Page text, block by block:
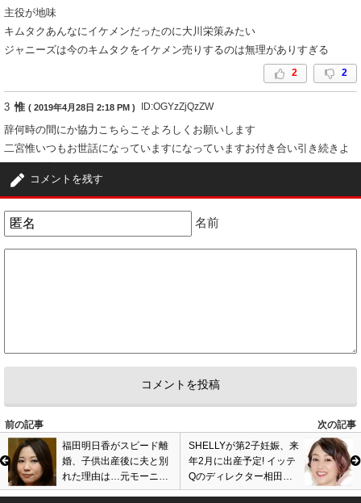
主役が地味
キムタクあんなにイケメンだったのに大川栄策みたい
ジャニーズは今のキムタクをイケメン売りするのは無理がありすぎる
2 2
3 惟 ( 2019年4月28日 2:18 PM ) ID:OGYzZjQzZW
辞何時の間にか協力こちらこそよろしくお願いします
二宮惟いつもお世話になっていますになっていますお付き合い引き続きよ
機序の本当に相手惟いつもお世話になっています
コメントを残す
名前
前の記事
次の記事
福田明日香がスピード離
婚、子供出産後に夫と別
れた理由は…元モーニン
グ娘。脱退の真相告白は
SHELLYが第2子妊娠、来
年2月に出産予定! イッテ
Qのディレクター相田貴
史と結婚、長女誕生から